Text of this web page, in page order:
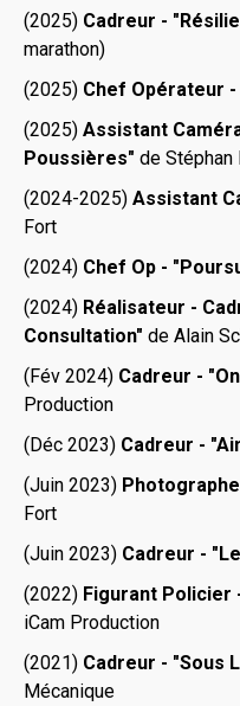
(2025) Cadreur -
marathon)
(2025) Chef Opérateur -
(2025) Assistant
Poussières" de Stéphan
(2024-2025) Assistant
Fort
(2024) Chef Op -
(2024) Réalisateur -
Consultation" de Alain
(Fév 2024) Cadreur -
Production
(Déc 2023) Cadreur -
(Juin 2023)
Fort
(Juin 2023) Cadreur -
(2022) Figurant Policier
iCam Production
(2021) Cadreur - "Sous
Mécanique